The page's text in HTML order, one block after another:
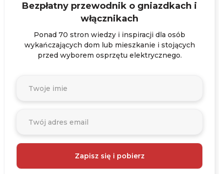
Bezpłatny przewodnik o gniazdkach i
włącznikach
Ponad 70 stron wiedzy i inspiracji dla osób
wykańczających dom lub mieszkanie i stojących
przed wyborem osprzętu elektrycznego.